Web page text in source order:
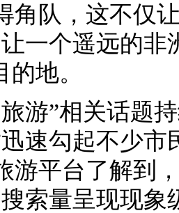
角队，这不仅
一个遥远的
地。
游”相关话题
速勾起不少
游平台了解到
索量呈现现象